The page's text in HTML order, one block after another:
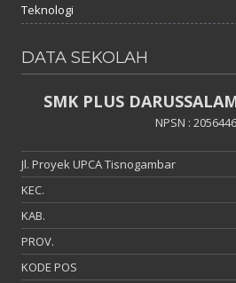
Teknologi
DATA SEKOLAH
SMK PLUS
NPSN :
Jl. Proyek UPCA Tisnogambar
KEC.
KAB.
PROV.
KODE POS